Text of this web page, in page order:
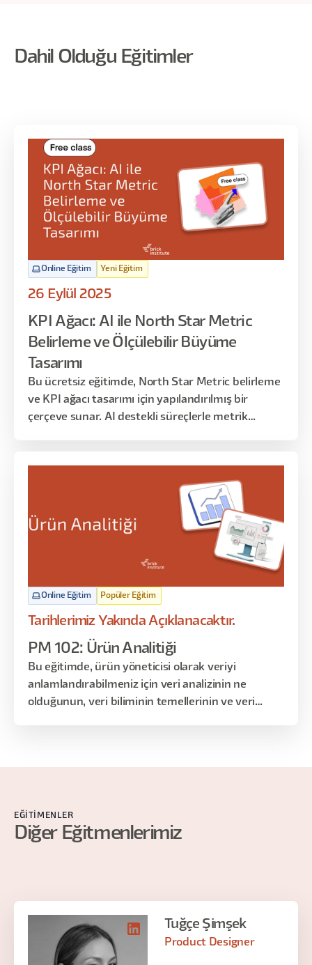
Dahil Olduğu Eğitimler
Online Eğitim Yeni Eğitim
26 Eylül 2025
KPI Ağacı: AI ile North Star Metric
Belirleme ve Ölçülebilir Büyüme
Tasarımı
Bu ücretsiz eğitimde, North Star Metric belirleme
ve KPI ağacı tasarımı için yapılandırılmış bir
çerçeve sunar. AI destekli süreçlerle metrik
Online Eğitim Popüler Eğitim
Tarihlerimiz Yakında Açıklanacaktır.
PM 102: Ürün Analitiği
Bu eğitimde, ürün yöneticisi olarak veriyi
anlamlandırabilmeniz için veri analizinin ne
olduğunun, veri biliminin temellerinin ve veri
EĞITIMENLER
Diğer Eğitmenlerimiz
Tuğçe Şimşek
Product Designer